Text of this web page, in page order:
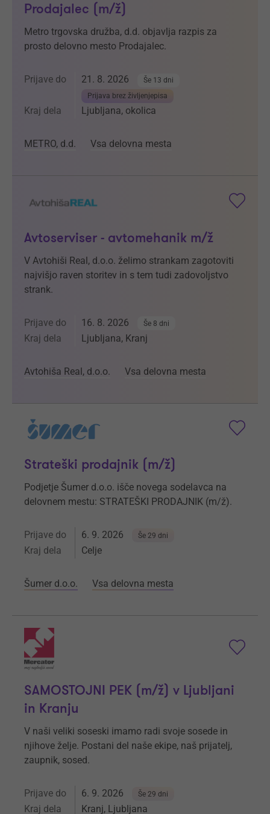
Prodajalec (m/ž)
Metro trgovska družba, d.d. objavlja razpis za
prosto delovno mesto Prodajalec.
Prijave do 21. 8. 2026
Še 13 dni
Prijava brez življenjepisa
Kraj dela Ljubljana, okolica
METRO, d.d. Vsa delovna mesta
Avtoserviser - avtomehanik m/ž
V Avtohiši Real, d.o.o. želimo strankam zagotoviti
najvišjo raven storitev in s tem tudi zadovoljstvo
strank.
Prijave do 16. 8. 2026 Še 8 dni
Kraj dela Ljubljana, Kranj
Avtohiša Real, d.o.o. Vsa delovna mesta
Strateški prodajnik (m/ž)
Podjetje Šumer d.o.o. išče novega sodelavca na
delovnem mestu: STRATEŠKI PRODAJNIK (m/ž).
Prijave do 6. 9. 2026 Še 29 dni
Kraj dela Celje
Šumer d.o.o. Vsa delovna mesta
SAMOSTOJNI PEK (m/ž) v Ljubljani
in Kranju
V naši veliki soseski imamo radi svoje sosede in
njihove želje. Postani del naše ekipe, naš prijatelj,
zaupnik, sosed.
Prijave do 6. 9. 2026 Še 29 dni
Kraj dela Kranj, Ljubljana